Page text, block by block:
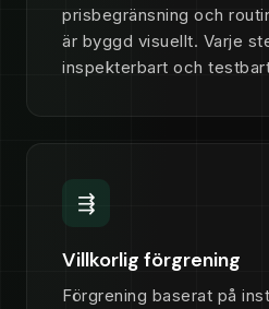
prisbegränsning och
är byggd visuellt. Varje
inspekterbart och
⇶
Villkorlig förgrening
Förgrening baserat på